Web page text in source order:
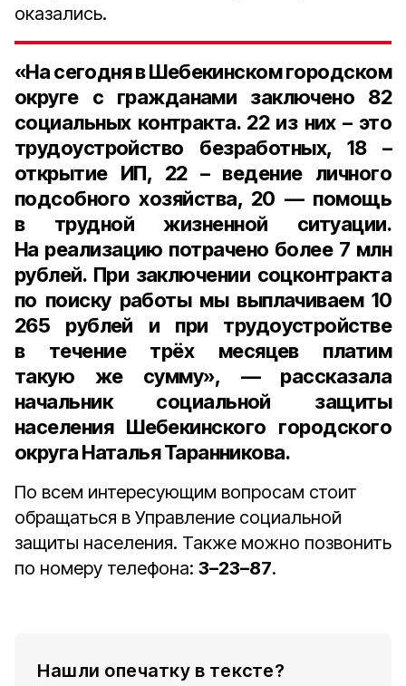
оказались.
«На сегодня в Шебекинском городском
округе с гражданами заключено 82
социальных контракта. 22из них – это
трудоустройство безработных,18 –
открытие ИП, 22 – ведение личного
подсобного хозяйства, 20 — помощь
в трудной жизненной ситуации.
На реализацию потрачено более 7 млн
рублей. При заключении соцконтракта
по поиску работы мы выплачиваем10
265 рублей и при трудоустройстве
в течение трёх месяцев платим
такую же сумму», — рассказала
начальник социальной защиты
населения Шебекинского городского
округа Наталья Таранникова.
По всем интересующим вопросам стоит
обращаться в Управление социальной
защиты населения. Также можно позвонить
по номеру телефона: 3–23–87.
Нашли опечатку в тексте?